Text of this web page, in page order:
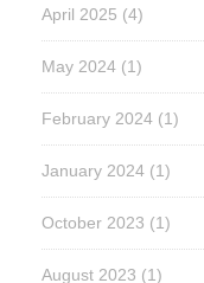
April 2025 (4)
May 2024 (1)
February 2024 (1)
January 2024 (1)
October 2023 (1)
August 2023 (1)